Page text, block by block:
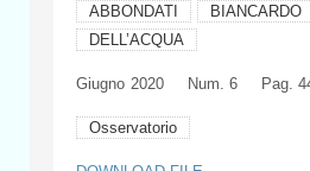
ABBONDATI BIANCARDO
DELL’ACQUA
Giugno 2020 Num. 6 Pag.
Osservatorio